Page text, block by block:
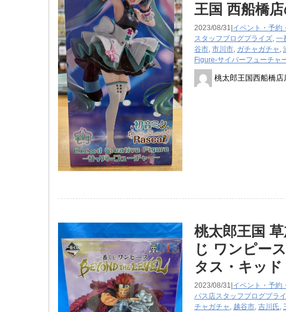
王国 西船橋
2023/08/31|イベント・予約
スタッフブログプライズ 一
谷市 市川市 ガチャガチャ
Figure-サイバーフューチャ
桃太郎王国西船橋店
桃太郎王国
じ ワンピー
タス・キッ
2023/08/31| イベント・予約
パス店スタッフブログプラ
チャガチャ , 越谷市, 吉川氏,